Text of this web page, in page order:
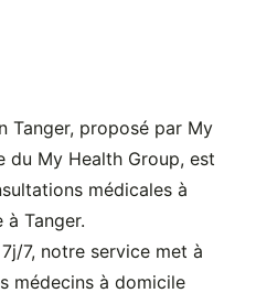
Tanger, proposé par My
du My Health Group, est
médicales à
à Tanger.
7, notre service met à
médecins à domicile